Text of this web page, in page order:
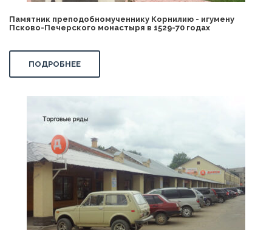
Памятник преподобномученнику Корнилию - игумену
Псково-Печерского монастыря в 1529-70 годах
ПОДРОБНЕЕ